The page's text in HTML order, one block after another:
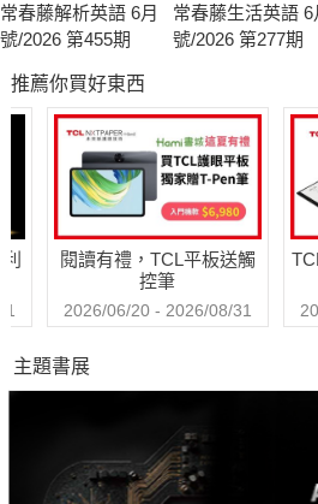
常春藤解析英語 6月
號/2026 第455期
常春藤生活英語 6
號/2026 第277期
推薦你買好東西
閱讀有禮，TCL平板送觸
控筆
2026/06/20 - 2026/08/31
主題書展